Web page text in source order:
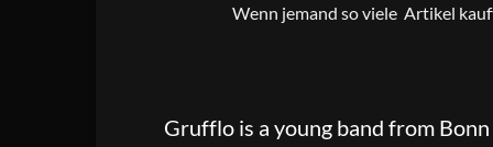
Wenn jemand so viele Artikel
Grufflo is a young band from